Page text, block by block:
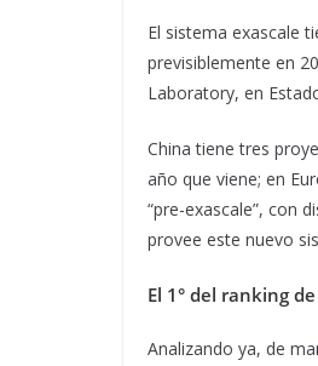
El sistema exascale
previsiblemente en
Laboratory, en
China tiene tres
año que viene; en
“pre-exascale”, con
provee este nuevo
El 1° del ranking
Analizando ya, de